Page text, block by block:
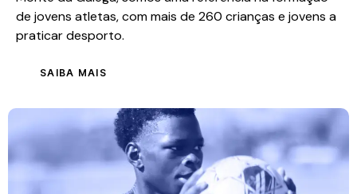
de jovens atletas, com mais de 260 crianças e jovens a
praticar desporto.
SAIBA MAIS